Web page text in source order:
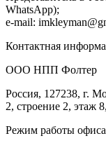
WhatsApp);
e-mail:
Контактная
ООО НПП Фолтер
Россия, 127238, г.
2, строение 2, этаж
Режим работы